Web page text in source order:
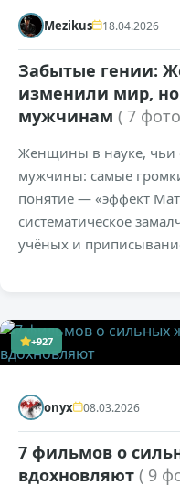
Mezikus 18.04.2026
Забытые гении:
изменили мир, но
мужчинам ( 7
Женщины в науке, чьи
мужчины: самые
понятие — «эффект
систематическое
учёных и
+927
onyx 08.03.2026
7 фильмов о
вдохновляют ( 9